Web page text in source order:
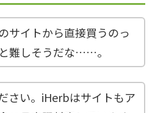
サイトから直接買うのっ
難しそうだな……。
さい。iHerbはサイトもア